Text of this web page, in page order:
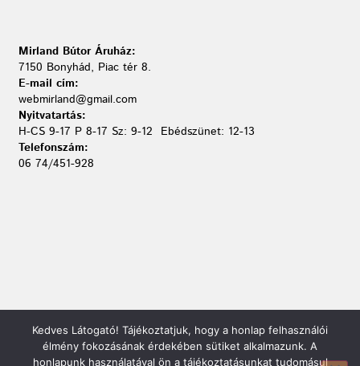
Mirland Bútor Áruház:
7150 Bonyhád, Piac tér 8.
E-mail cím:
webmirland@gmail.com
Nyitvatartás:
H-CS 9-17 P 8-17 Sz: 9-12 Ebédszünet: 12-13
Telefonszám:
06 74/451-928
Kedves Látogató! Tájékoztatjuk, hogy a honlap felhasználói
élmény fokozásának érdekében sütiket alkalmazunk. A
honlapunk használatával ön a tájékoztatásunkat tudomásul